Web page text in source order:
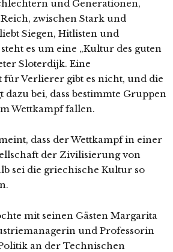
und Generationen,
zwischen Stark und
Siegen, Hitlisten und
es um eine „Kultur des guten
Sloterdijk. Eine
für Verlierer gibt es nicht, und die
dazu bei, dass bestimmte Gruppen
Wettkampf fallen.
dass der Wettkampf in einer
der Zivilisierung von
sei die griechische Kultur so
mit seinen Gästen Margarita
und Professorin
an der Technischen